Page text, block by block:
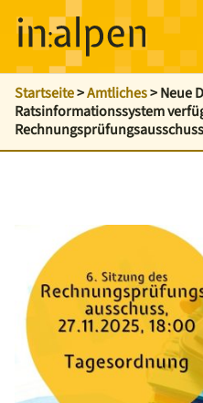
Startseite>Amtliches>Neue
Ratsinformationssystem
Rechnungsprüfungsausschuss